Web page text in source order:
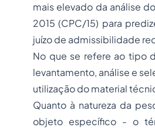
mais elevado da análise
2015 (CPC/15) para
juízo de admissibilidade
No que se refere ao tipo
levantamento, análise e
utilização do material
Quanto à natureza da
objeto específico - o